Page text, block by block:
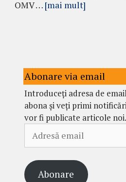
OMV … [mai mult]
Abonare via email
Introduceți adresa de
abona și veți primi
vor fi publicate articole noi.
email
Abonare